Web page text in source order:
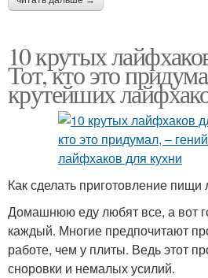
10 крутых
Тот, кто это
крутейших
Как сделать приготовление пищи
Домашнюю еду любят все, а вот
каждый. Многие предпочитают
работе, чем у плиты. Ведь этот
сноровки и немалых усилий.